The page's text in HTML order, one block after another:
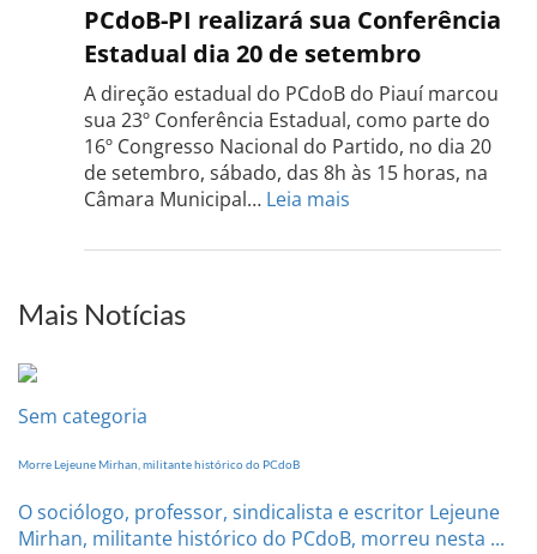
PCdoB
Rio
do
Sul
dia
PCdoB-PI realizará sua Conferência
Estadual dia 20 de setembro
A direção estadual do PCdoB do Piauí marcou
sua 23º Conferência Estadual, como parte do
16º Congresso Nacional do Partido, no dia 20
de setembro, sábado, das 8h às 15 horas, na
Câmara Municipal… Leia mais
PI
Mais Notícias
Sem categoria
Morre Lejeune Mirhan, militante histórico do PCdoB
O sociólogo, professor, sindicalista e escritor Lejeune
Mirhan, militante histórico do PCdoB, morreu nesta ...